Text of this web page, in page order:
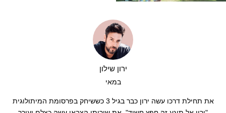
הומור
ילדים
מזון ומשקאות
קליפים
ירון שילון
במאי
את תחילת דרכו עשה ירון כבר בגיל 3 כששיחק בפרסומת המיתולוגית